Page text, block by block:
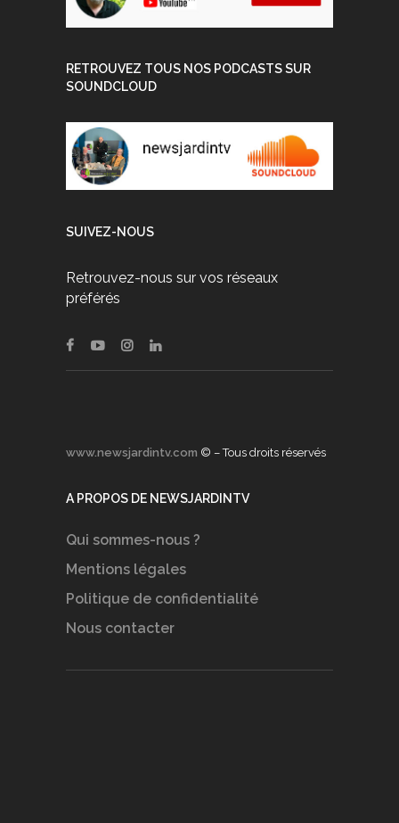
RETROUVEZ TOUS NOS PODCASTS SUR
SOUNDCLOUD
SUIVEZ-NOUS
Retrouvez-nous sur vos réseaux
préférés
www.newsjardintv.com © – Tous droits réservés
A PROPOS DE NEWSJARDINTV
Qui sommes-nous ?
Mentions légales
Politique de confidentialité
Nous contacter